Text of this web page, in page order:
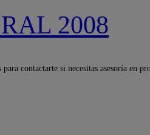
2008
para contactarte si necesitas asesoría en